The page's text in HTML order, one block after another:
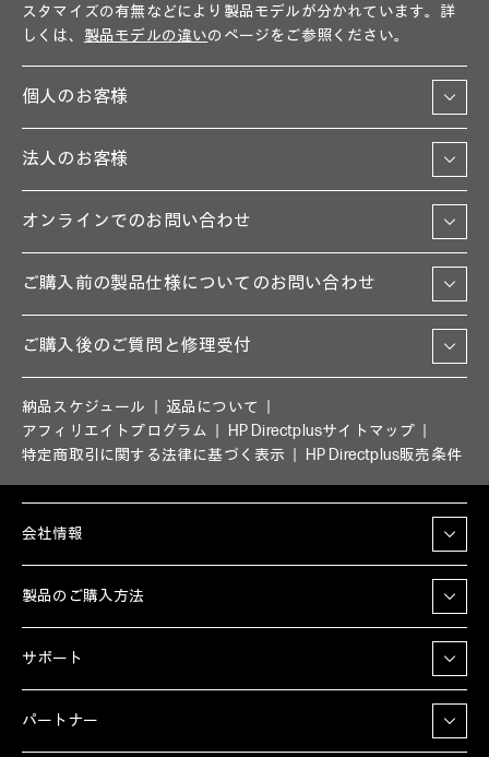
スタマイズの有無などにより製品モデルが分かれています。詳
しくは、 製品モデルの違いのページをご参照ください。
個人のお客様
法人のお客様
オンラインでのお問い合わせ
ご購入前の製品仕様についてのお問い合わせ
ご購入後のご質問と修理受付
納品スケジュール
返品について
アフィリエイトプログラム
HP Directplusサイトマップ
特定商取引に関する法律に基づく表示
HP Directplus販売条件
会社情報
製品のご購入方法
サポート
パートナー